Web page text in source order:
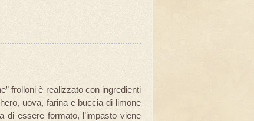
frolloni è realizzato con ingredienti
uova, farina e buccia di limone
di essere formato, l’impasto viene